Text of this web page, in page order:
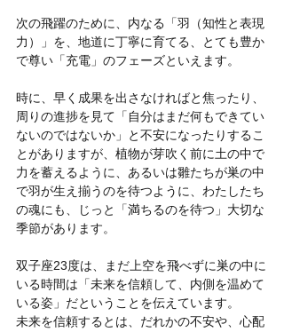
次の飛躍のために、内なる「羽（知性と表現
力）」を、地道に丁寧に育てる、とても豊か
で尊い「充電」のフェーズといえます。
時に、早く成果を出さなければと焦ったり、
周りの進捗を見て「自分はまだ何もできてい
ないのではないか」と不安になったりするこ
とがありますが、植物が芽吹く前に土の中で
力を蓄えるように、あるいは雛たちが巣の中
で羽が生え揃うのを待つように、わたしたち
の魂にも、じっと「満ちるのを待つ」大切な
季節があります。
双子座23度は、まだ上空を飛べずに巣の中に
いる時間は「未来を信頼して、内側を温めて
いる姿」だということを伝えています。
未来を信頼するとは、だれかの不安や、心配